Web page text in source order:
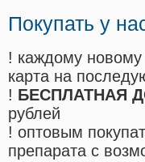
Покупать у
! каждому новому
карта на
! БЕСПЛАТНАЯ
рублей
! оптовым
препарата с